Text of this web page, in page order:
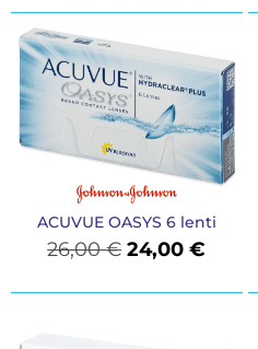
ACUVUE OASYS 6 lenti
26,00€ 24,00€